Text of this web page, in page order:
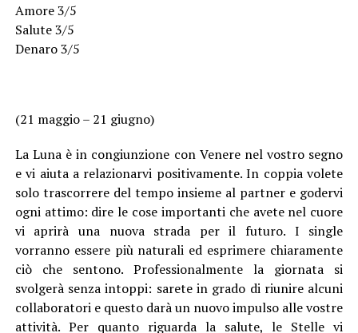
Amore 3/5
Salute 3/5
Denaro 3/5
(21 maggio – 21 giugno)
La Luna è in congiunzione con Venere nel vostro segno
e vi aiuta a relazionarvi positivamente. In coppia volete
solo trascorrere del tempo insieme al partner e godervi
ogni attimo: dire le cose importanti che avete nel cuore
vi aprirà una nuova strada per il futuro. I single
vorranno essere più naturali ed esprimere chiaramente
ciò che sentono. Professionalmente la giornata si
svolgerà senza intoppi: sarete in grado di riunire alcuni
collaboratori e questo darà un nuovo impulso alle vostre
attività. Per quanto riguarda la salute, le Stelle vi